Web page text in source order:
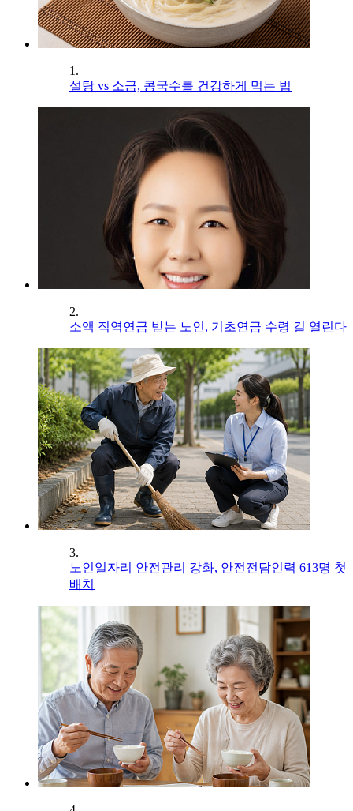
1.
설탕 vs 소금, 콩국수를 건강하게 먹는 법
2.
소액 직역연금 받는 노인, 기초연금 수령 길 열린다
3.
노인일자리 안전관리 강화, 안전전담인력 613명 첫
배치